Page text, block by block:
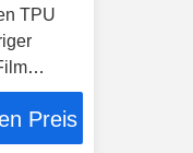
TPU
Preis